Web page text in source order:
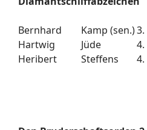
Bernhard Kamp (sen.)
Hartwig
Jüde
Heribert
Steffens